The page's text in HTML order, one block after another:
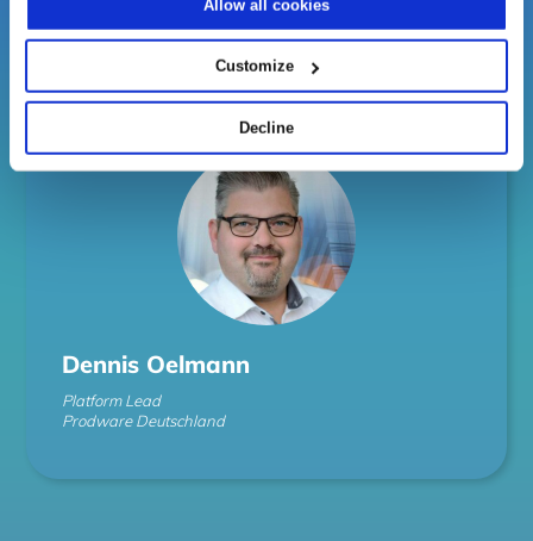
Allow all cookies
Customize
Decline
Ihr Host
Dennis Oelmann
Platform Lead
Prodware Deutschland